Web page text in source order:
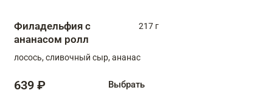
Филадельфия с
ананасом ролл
217 г
лосось, сливочный сыр, ананас
639 ₽ Выбрать